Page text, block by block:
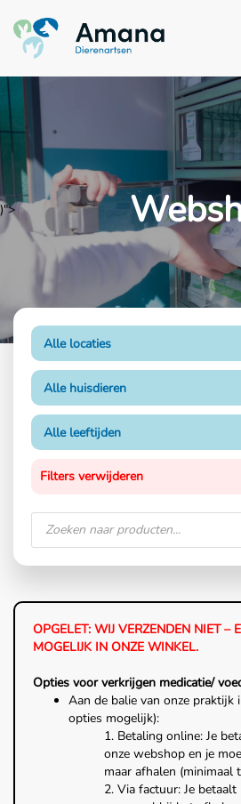
)">
Filters verwijderen
OPGELET: WIJ VERZENDEN NIET –
MOGELIJK IN ONZE WINKEL.
Opties voor verkrijgen medicatie/
Aan de balie van onze praktijk
opties mogelijk):
1. Betaling online: Je
onze webshop en je
maar afhalen (minimaal
2. Via factuur: Je